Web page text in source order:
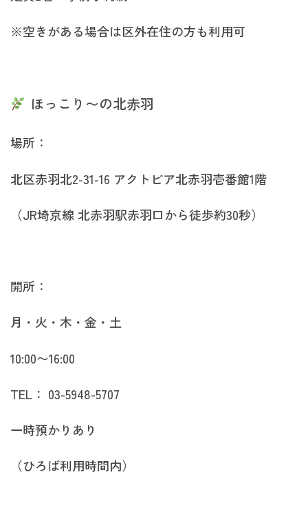
※空きがある場合は区外在住の方も利用可
ほっこり〜の北赤羽
場所：
北区赤羽北2-31-16 アクトピア北赤羽壱番館1階
（JR埼京線 北赤羽駅赤羽口から徒歩約30秒）
開所：
月・火・木・金・土
10:00〜16:00
TEL： 03-5948-5707
一時預かりあり
（ひろば利用時間内）